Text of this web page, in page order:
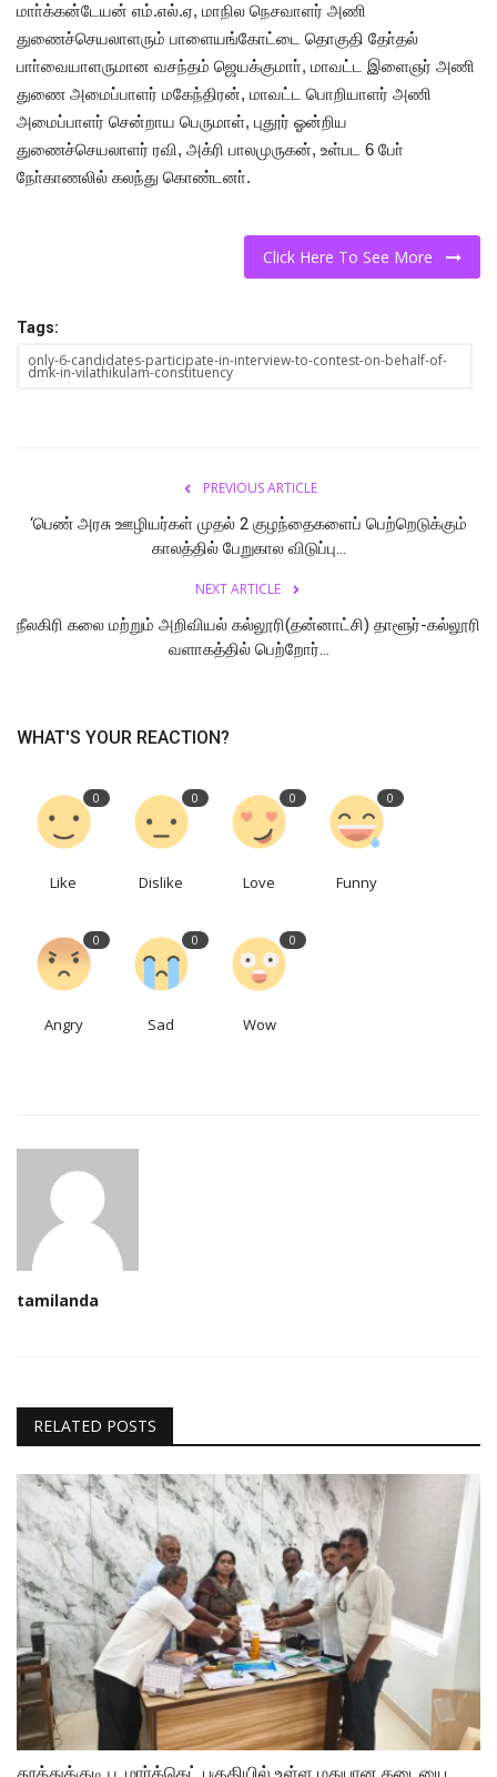
மாா்க்கன்டேயன் எம்.எல்.ஏ, மாநில நெசவாளர் அணி
துணைச்செயலாளரும் பாளையங்கோட்டை தொகுதி தோ்தல்
பாா்வையாளருமான வசந்தம் ஜெயக்குமாா், மாவட்ட இளைஞர் அணி
துணை அமைப்பாளர் மகேந்திரன், மாவட்ட பொறியாளர் அணி
அமைப்பாளர் சென்றாய பெருமாள், புதூர் ஓன்றிய
துணைச்செயலாளர் ரவி, அக்ரி பாலமுருகன், உள்பட 6 போ்
நோ்காணலில் கலந்து கொண்டனா்.
Click Here To See More
Tags:
only-6-candidates-participate-in-interview-to-contest-on-behalf-of-
dmk-in-vilathikulam-constituency
PREVIOUS ARTICLE
‘பெண் அரசு ஊழியர்கள் முதல் 2 குழந்தைகளைப் பெற்றெடுக்கும்
காலத்தில் பேறுகால விடுப்பு...
NEXT ARTICLE
நீலகிரி கலை மற்றும் அறிவியல் கல்லூரி(தன்னாட்சி) தாளூர்-கல்லூரி
வளாகத்தில் பெற்றோர்...
WHAT'S YOUR REACTION?
0
Like
0
Dislike
0
Love
0
Funny
0
Angry
0
Sad
0
Wow
tamilanda
RELATED POSTS